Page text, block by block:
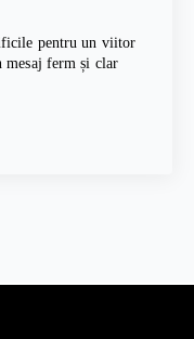
pentru un viitor
mesaj ferm și clar